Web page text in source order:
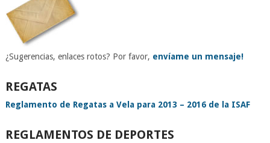
¿Sugerencias, enlaces rotos? Por favor, envíame un mensaje!
REGATAS
Reglamento de Regatas a Vela para 2013 – 2016 de la ISAF
REGLAMENTOS DE DEPORTES